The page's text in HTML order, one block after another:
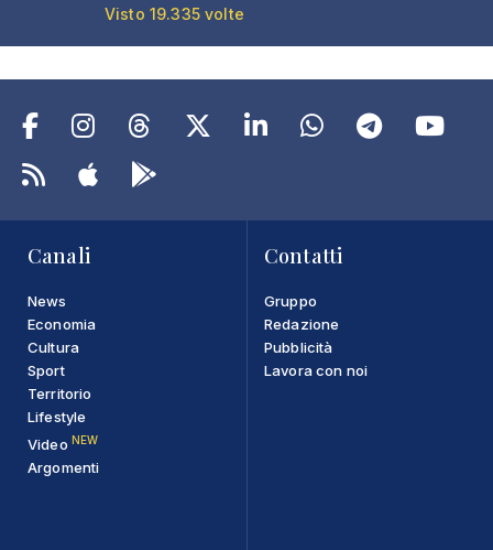
Visto 19.335 volte
Canali
News
Economia
Cultura
Sport
Territorio
Lifestyle
Video NEW
Argomenti
Contatti
Gruppo
Redazione
Pubblicità
Lavora con noi